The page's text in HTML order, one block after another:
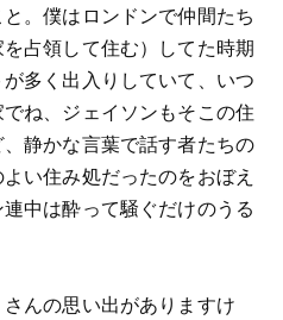
。僕はロンドンで仲間たち
占領して住む）してた時期
多く出入りしていて、いつ
ね、ジェイソンもそこの住
静かな言葉で話す者たちの
い住み処だったのをおぼえ
中は酔って騒ぐだけのうる
んの思い出がありますけ